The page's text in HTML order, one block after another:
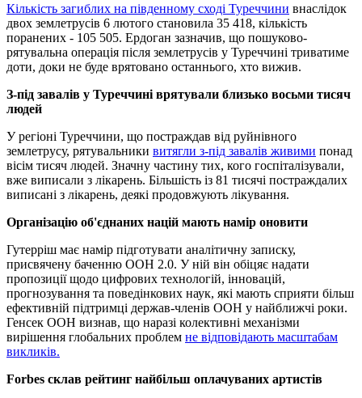
Кількість загиблих на південному сході Туреччини внаслідок
двох землетрусів 6 лютого становила 35 418, кількість
поранених - 105 505. Ердоган зазначив, що пошуково-
рятувальна операція після землетрусів у Туреччині триватиме
доти, доки не буде врятовано останнього, хто вижив.
З-під завалів у Туреччині врятували близько восьми тисяч
людей
У регіоні Туреччини, що постраждав від руйнівного
землетрусу, рятувальники витягли з-під завалів живими понад
вісім тисяч людей. Значну частину тих, кого госпіталізували,
вже виписали з лікарень. Більшість із 81 тисячі постраждалих
виписані з лікарень, деякі продовжують лікування.
Організацію об'єднаних націй мають намір оновити
Гутерріш має намір підготувати аналітичну записку,
присвячену баченню ООН 2.0. У ній він обіцяє надати
пропозиції щодо цифрових технологій, інновацій,
прогнозування та поведінкових наук, які мають сприяти більш
ефективній підтримці держав-членів ООН у найближчі роки.
Генсек ООН визнав, що наразі колективні механізми
вирішення глобальних проблем не відповідають масштабам
викликів.
Forbes склав рейтинг найбільш оплачуваних артистів